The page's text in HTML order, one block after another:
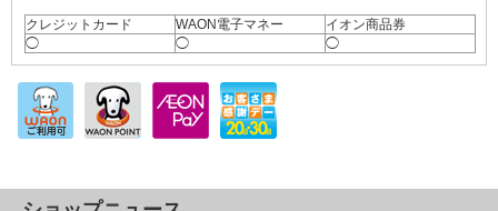
クレジットカード WAON電子マネー
イオン商品券
◯
◯ ◯